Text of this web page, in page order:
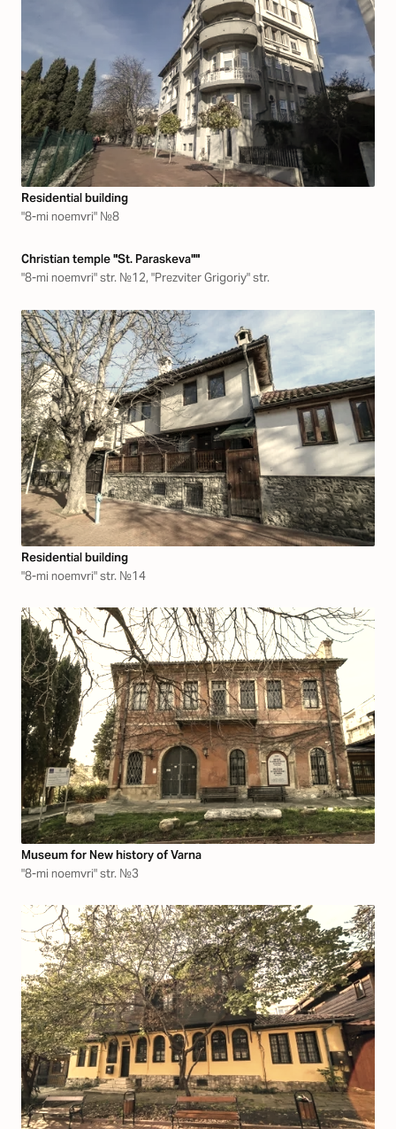
Residential building
"8-mi noemvri" №8
Christian temple "St. Paraskeva""
"8-mi noemvri" str. №12, "Prezviter Grigoriy" str.
Residential building
"8-mi noemvri" str. №14
Museum for New history of Varna
"8-mi noemvri" str. №3